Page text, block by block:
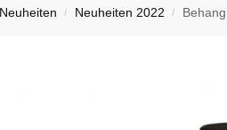
Neuheiten / Neuheiten 2022 /